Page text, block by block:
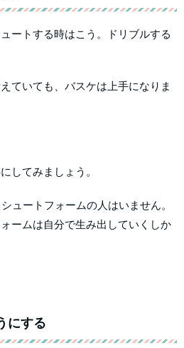
ートする時はこう。ドリブルする
ていても、バスケは上手になりま
してみましょう。
ュートフォームの人はいません。
ームは自分で生み出していくしか
にする